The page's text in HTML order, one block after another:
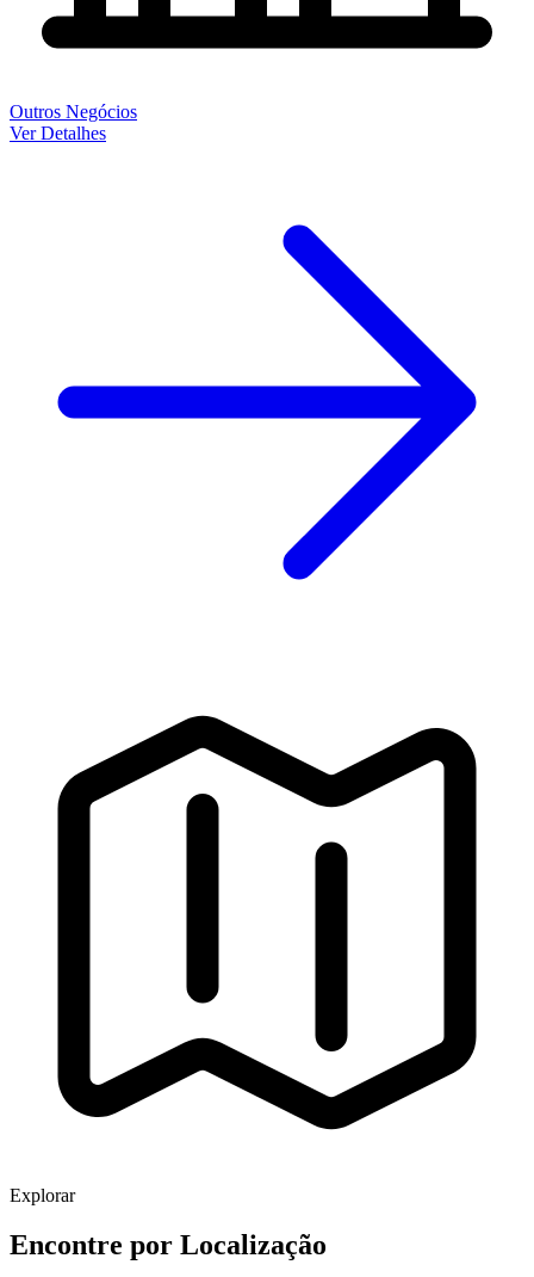
Outros Negócios
Ver Detalhes
Explorar
Encontre por Localização